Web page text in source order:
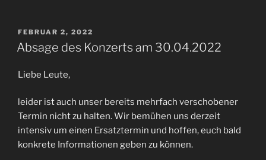
VERÖFFENTLICHT
AM
FEBRUAR 2, 2022
Absage des Konzerts am 30.04.2022
Liebe Leute,
leider ist auch unser bereits mehrfach verschobener
Termin nicht zu halten. Wir bemühen uns derzeit
intensiv um einen Ersatztermin und hoffen, euch bald
konkrete Informationen geben zu können.